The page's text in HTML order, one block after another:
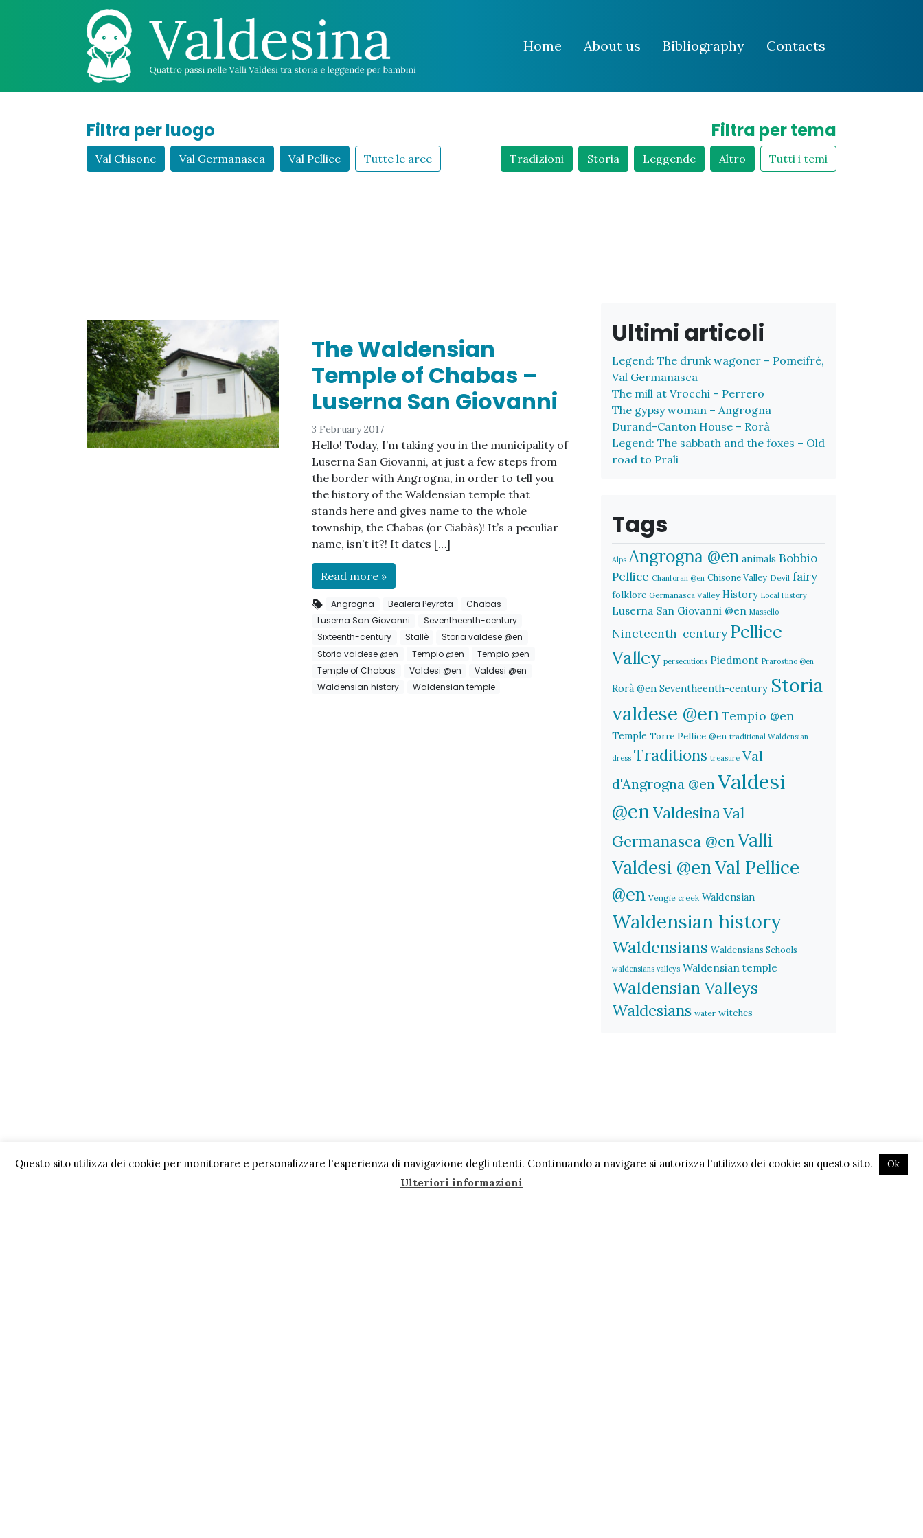
Home About us Bibliography Contacts
Filtra per luogo
Val Chisone Val Germanasca Val Pellice Tutte le aree
Filtra per tema
Tradizioni Storia Leggende Altro Tutti i temi
The Waldensian
Temple of Chabas –
Luserna San Giovanni
3 February 2017
Hello! Today, I’m taking you in the municipality of
Luserna San Giovanni, at just a few steps from
the border with Angrogna, in order to tell you
the history of the Waldensian temple that
stands here and gives name to the whole
township, the Chabas (or Ciabàs)! It’s a peculiar
name, isn’t it?! It dates […]
Read more »
Angrogna Bealera Peyrota
Chabas
Luserna San Giovanni
Seventheenth-century
Sixteenth-century
Stallè
Storia valdese @en
Storia valdese @en
Tempio @en
Tempio @en
Temple of Chabas
Valdesi @en
Valdesi @en
Waldensian history
Waldensian temple
Ultimi articoli
Legend: The drunk wagoner – Pomeifré,
Val Germanasca
The mill at Vrocchi – Perrero
The gypsy woman – Angrogna
Durand-Canton House – Rorà
Legend: The sabbath and the foxes – Old
road to Prali
Tags
Alps Angrogna @en animals Bobbio
Pellice Chanforan @en Chisone Valley Devil fairy
folklore Germanasca Valley History Local History
Luserna San Giovanni @en Massello
Nineteenth-century Pellice
Valley persecutions Piedmont Prarostino @en
Rorà @en Seventheenth-century Storia
valdese @en Tempio @en
Temple Torre Pellice @en traditional Waldensian
dress Traditions treasure Val
d'Angrogna @enValdesi
@enValdesinaVal
Germanasca @enValli
Valdesi @enVal Pellice
@en Vengie creek Waldensian
Waldensian history
Waldensians Waldensians Schools
waldensians valleys Waldensian temple
Waldensian Valleys
Waldesians water witches
Questo sito utilizza dei cookie per monitorare e personalizzare l'esperienza di navigazione degli utenti. Continuando a navigare si autorizza l'utilizzo dei cookie su questo sito. Ok
Ulteriori informazioni